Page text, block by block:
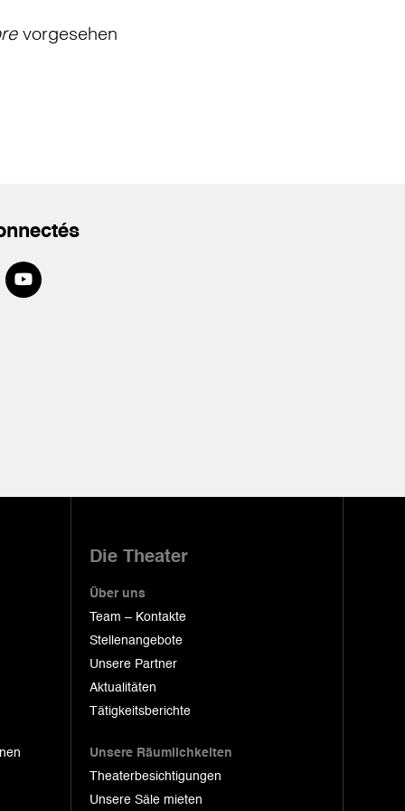
vorgesehen
Die Theater
Über uns
Team – Kontakte
Stellenangebote
Unsere Partner
Aktualitäten
Tätigkeitsberichte
Unsere Räumlichkeiten
Theaterbesichtigungen
Unsere Säle mieten